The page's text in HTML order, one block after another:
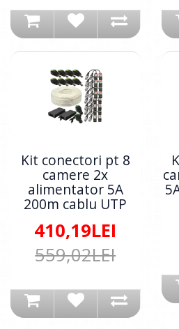
Kit conectori pt 8
camere 2x
alimentator 5A
200m cablu UTP
410,19LEI
559,02LEI